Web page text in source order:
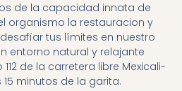
de la capacidad innata de
organismo la restauracion y
tus límites en nuestro
entorno natural y relajante
de la carretera libre Mexicali-
15 minutos de la garita.